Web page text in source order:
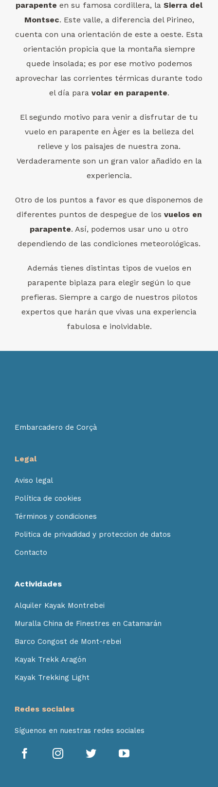
parapente en su famosa cordillera, la Sierra del
Montsec. Este valle, a diferencia del Pirineo,
cuenta con una orientación de este a oeste. Esta
orientación propicia que la montaña siempre
quede insolada; es por ese motivo podemos
aprovechar las corrientes térmicas durante todo
el día para volar en parapente.
El segundo motivo para venir a disfrutar de tu
vuelo en parapente en Àger es la belleza del
relieve y los paisajes de nuestra zona.
Verdaderamente son un gran valor añadido en la
experiencia.
Otro de los puntos a favor es que disponemos de
diferentes puntos de despegue de los vuelos en
parapente. Así, podemos usar uno u otro
dependiendo de las condiciones meteorológicas.
Además tienes distintas tipos de vuelos en
parapente biplaza para elegir según lo que
prefieras. Siempre a cargo de nuestros pilotos
expertos que harán que vivas una experiencia
fabulosa e inolvidable.
Embarcadero de Corçà
Legal
Aviso legal
Política de cookies
Términos y condiciones
Politica de privadidad y proteccion de datos
Contacto
Actividades
Alquiler Kayak Montrebei
Muralla China de Finestres en Catamarán
Barco Congost de Mont-rebei
Kayak Trekk Aragón
Kayak Trekking Light
Redes sociales
Síguenos en nuestras redes sociales